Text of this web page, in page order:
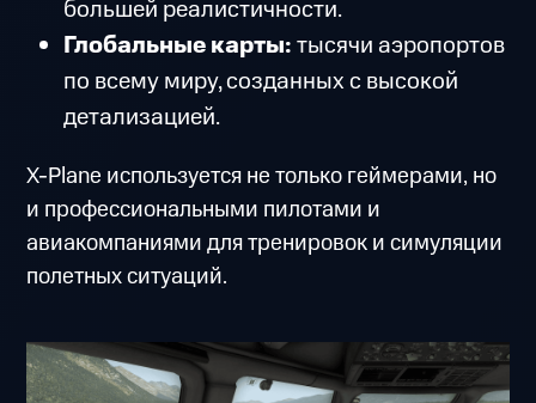
большей реалистичности.
Глобальные карты:тысячи аэропортов
по всему миру, созданных с высокой
детализацией.
X-Plane используется не только геймерами, но
и профессиональными пилотами и
авиакомпаниями для тренировок и симуляции
полетных ситуаций.